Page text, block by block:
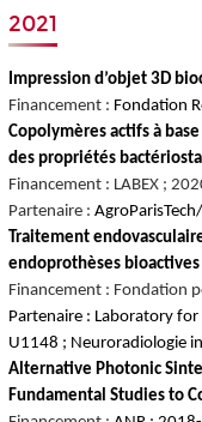
2021
Impression d’objet 3D
Financement : Fondation
Copolymères actifs à
des propriétés
Financement : LABEX ;
Partenaire :
Traitement
endoprothèses bioactives
Financement : Fondation
Partenaire : Laboratory for
U1148 ; Neuroradiologie
Alternative Photonic
Fundamental Studies to